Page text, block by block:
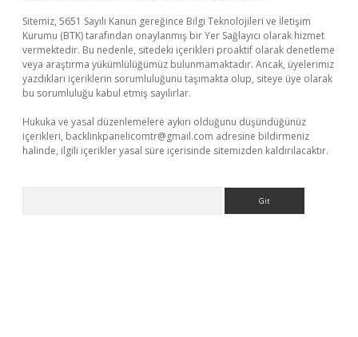
Sitemiz, 5651 Sayılı Kanun gereğince Bilgi Teknolojileri ve İletişim
Kurumu (BTK) tarafından onaylanmış bir Yer Sağlayıcı olarak hizmet
vermektedir. Bu nedenle, sitedeki içerikleri proaktif olarak denetleme
veya araştırma yükümlülüğümüz bulunmamaktadır. Ancak, üyelerimiz
yazdıkları içeriklerin sorumluluğunu taşımakta olup, siteye üye olarak
bu sorumluluğu kabul etmiş sayılırlar.
Hukuka ve yasal düzenlemelere aykırı olduğunu düşündüğünüz
içerikleri, backlinkpanelicomtr@gmail.com adresine bildirmeniz
halinde, ilgili içerikler yasal süre içerisinde sitemizden kaldırılacaktır.